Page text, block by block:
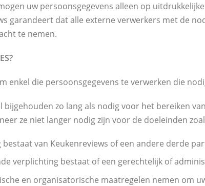
uw persoonsgegevens alleen op
garandeert dat alle externe verwerkers met de
te nemen.
enkel die persoonsgegevens te verwerken die
zo lang als nodig voor het bereiken
ze niet langer nodig zijn voor de doeleinden
van Keukenreviews of een andere derde
verplichting bestaat of een gerechtelijk of
en organisatorische maatregelen nemen om